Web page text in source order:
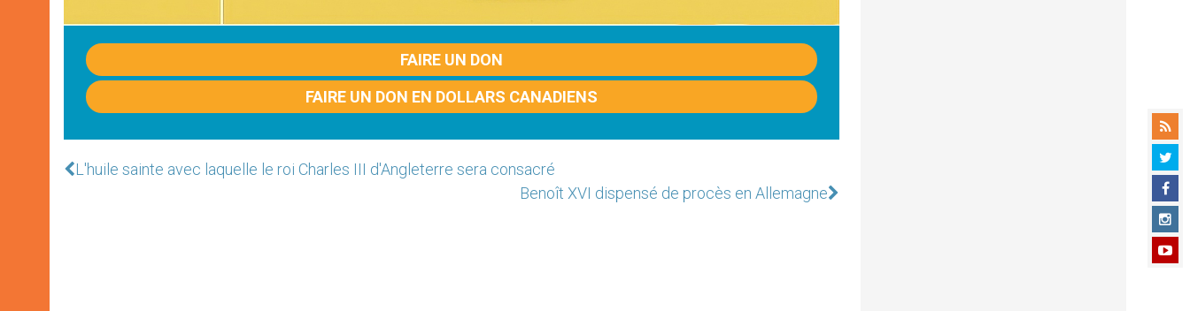
FAIRE UN DON
FAIRE UN DON EN DOLLARS CANADIENS
L'huile sainte avec laquelle le roi Charles III d'Angleterre sera consacré
Benoît XVI dispensé de procès en Allemagne